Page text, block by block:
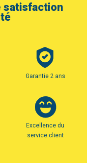
satisfaction
Garantie 2 ans
Excellence du
service client